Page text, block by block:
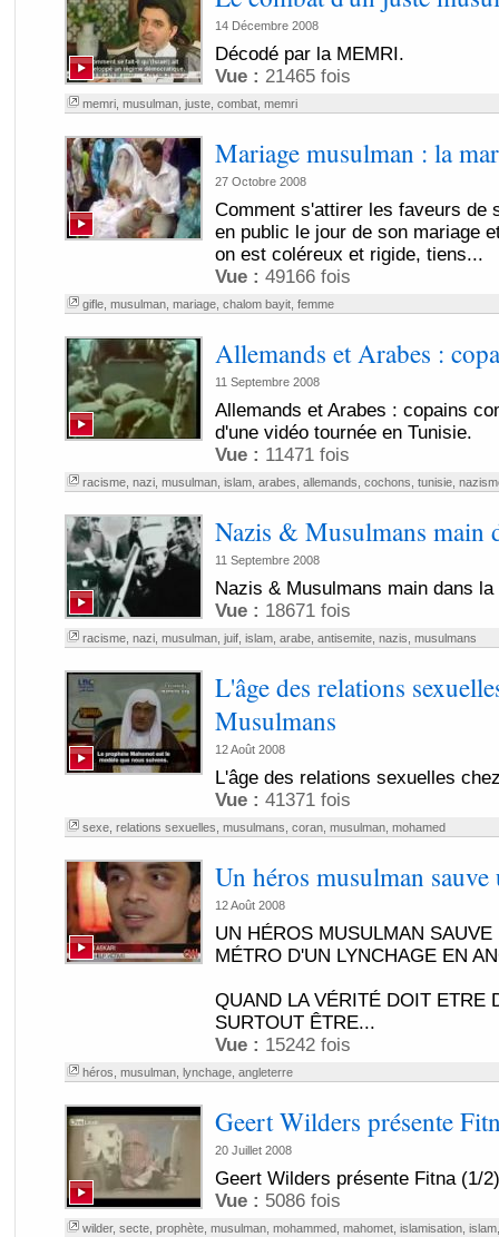
14 Décembre 2008
Décodé par la MEMRI.
Vue : 21465 fois
memri, musulman, juste, combat, memri
Mariage musulman : la
27 Octobre 2008
Comment s'attirer les faveurs de
en public le jour de son mariage
on est coléreux et rigide, tiens...
Vue : 49166 fois
gifle, musulman, mariage, chalom bayit, femme
Allemands et Arabes :
11 Septembre 2008
Allemands et Arabes : copains
d'une vidéo tournée en Tunisie.
Vue : 11471 fois
racisme, nazi, musulman, islam, arabes allemands cochons tunisie,
Nazis & Musulmans main
11 Septembre 2008
Nazis & Musulmans main dans la
Vue : 18671 fois
racisme, nazi, musulman, juif, islam, arabe, antisemite, nazis musulmans
L'âge des relations
Musulmans
12 Août 2008
L'âge des relations sexuelles
Vue : 41371 fois
sexe, relations sexuelles musulmans coran, musulman, mohamed
Un héros musulman
12 Août 2008
UN HÉROS MUSULMAN
MÉTRO D'UN LYNCHAGE EN
QUAND LA VÉRITÉ DOIT ETRE
SURTOUT ÊTRE...
Vue : 15242 fois
héros musulman, lynchage, angleterre
Geert Wilders présente
20 Juillet 2008
Geert Wilders présente Fitna (1/2)
Vue : 5086 fois
wilder, secte, prophète, musulman, mohammed, mahomet, islamisation, islam